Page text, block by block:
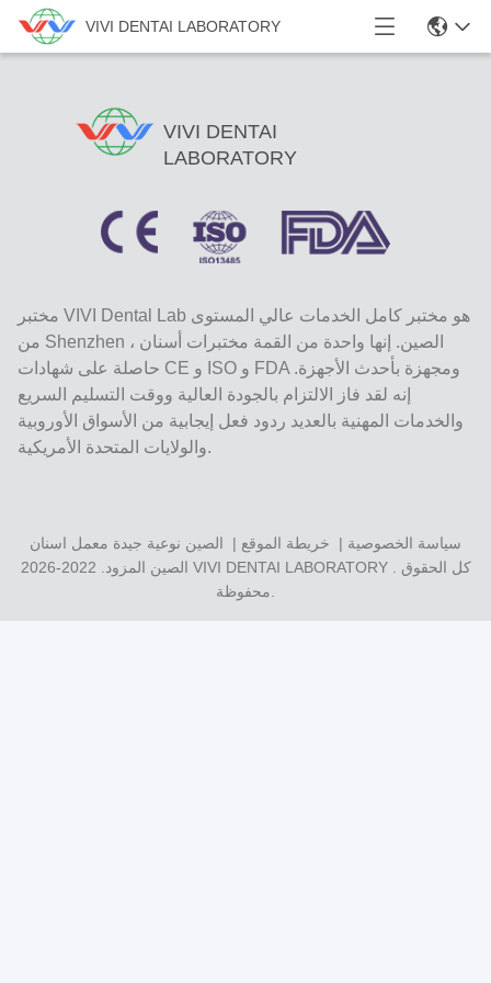
VIVI DENTAI LABORATORY
VIVI DENTAI
LABORATORY
مختبر VIVI Dental Lab هو مختبر كامل الخدمات عالي المستوى
من Shenzhen ، الصين. إنها واحدة من القمة مختبرات أسنان
حاصلة على شهادات CE و ISO و FDA ومجهزة بأحدث الأجهزة.
إنه لقد فاز الالتزام بالجودة العالية ووقت التسليم السريع
والخدمات المهنية بالعديد ردود فعل إيجابية من الأسواق الأوروبية
والولايات المتحدة الأمريكية.
سياسة الخصوصية | خريطة الموقع | الصين نوعية جيدة معمل اسنان
VIVI DENTAI LABORATORY. كل الحقوق